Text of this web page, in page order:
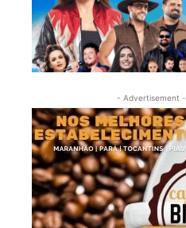
- Advertisement -